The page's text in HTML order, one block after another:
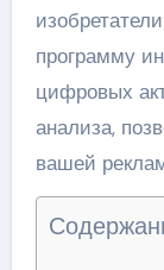
программу
цифровых
анализа,
вашей